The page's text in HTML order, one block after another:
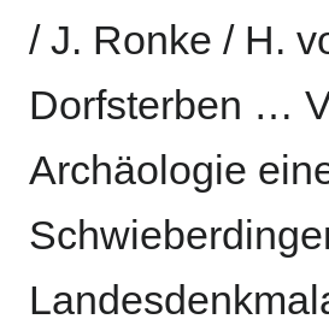
/ J. Ronke / H.
Dorfsterben …
Archäologie